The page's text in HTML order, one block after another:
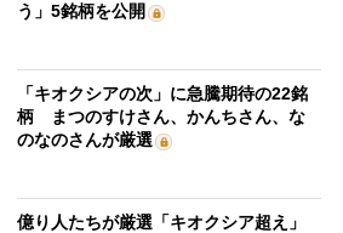
う」5銘柄を公開
「キオクシアの次」に急騰期待の22銘
柄 まつのすけさん、かんちさん、な
のなのさんが厳選
億り人たちが厳選「キオクシア超え」